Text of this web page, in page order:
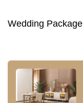
Wedding Package